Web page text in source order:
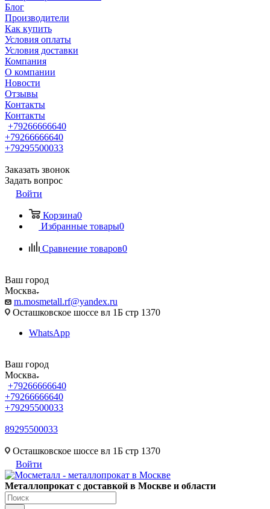
Блог
Производители
Как купить
Условия оплаты
Условия доставки
Компания
О компании
Новости
Отзывы
Контакты
Контакты
+79266666640
+79266666640
+79295500033
Заказать звонок
Задать вопрос
Войти
Корзина0
Избранные товары0
Сравнение товаров0
Ваш город
Москва
m.mosmetall.rf@yandex.ru
Осташковское шоссе вл 1Б стр 1370
WhatsApp
Ваш город
Москва
+79266666640
+79266666640
+79295500033
89295500033
Осташковское шоссе вл 1Б стр 1370
Войти
Металлопрокат с доставкой в Москве и области